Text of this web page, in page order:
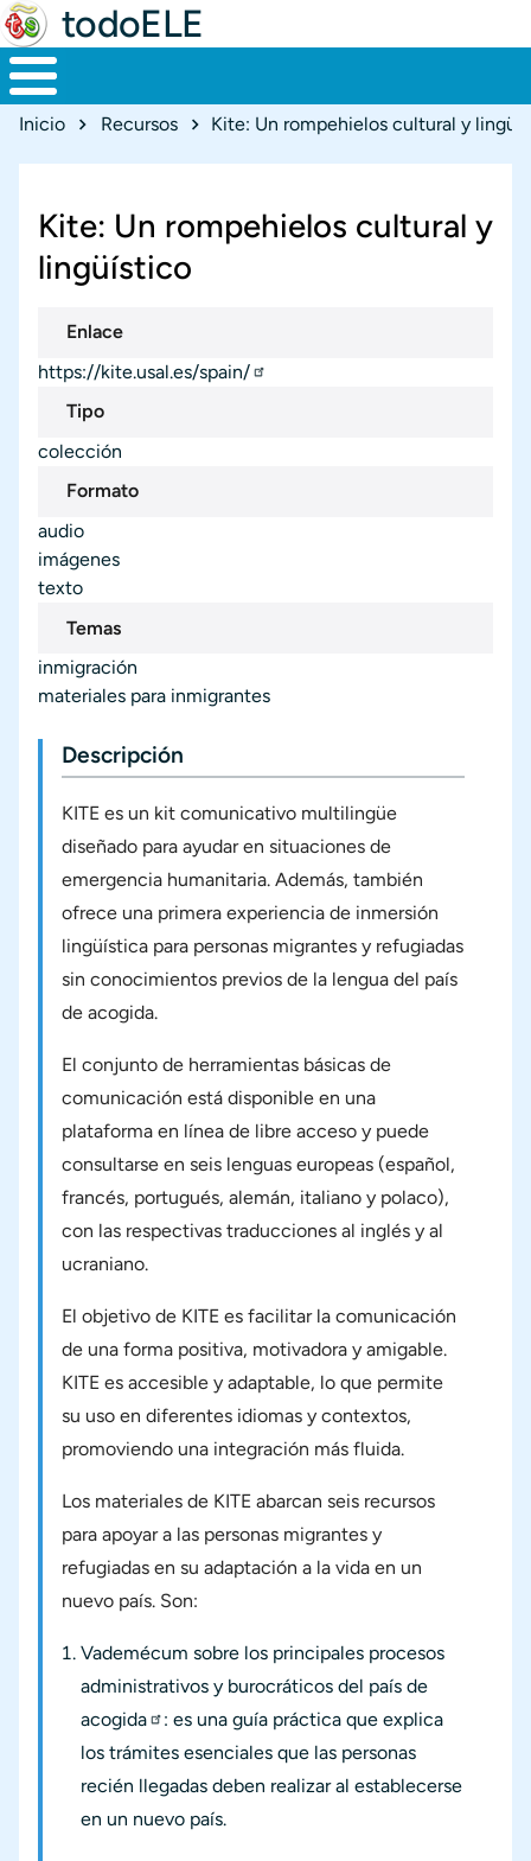
todoELE
Ruta de navegación
Inicio Recursos Kite: Un rompehielos cultural y
Kite: Un rompehielos cultural y
lingüístico
Enlace
https://kite.usal.es/spain/
Tipo
colección
Formato
audio
imágenes
texto
Temas
inmigración
materiales para inmigrantes
Descripción
KITE es un kit comunicativo multilingüe
diseñado para ayudar en situaciones de
emergencia humanitaria. Además, también
ofrece una primera experiencia de inmersión
lingüística para personas migrantes y refugiadas
sin conocimientos previos de la lengua del país
de acogida.
El conjunto de herramientas básicas de
comunicación está disponible en una
plataforma en línea de libre acceso y puede
consultarse en seis lenguas europeas (español,
francés, portugués, alemán, italiano y polaco),
con las respectivas traducciones al inglés y al
ucraniano.
El objetivo de KITE es facilitar la comunicación
de una forma positiva, motivadora y amigable.
KITE es accesible y adaptable, lo que permite
su uso en diferentes idiomas y contextos,
promoviendo una integración más fluida.
Los materiales de KITE abarcan seis recursos
para apoyar a las personas migrantes y
refugiadas en su adaptación a la vida en un
nuevo país. Son:
Vademécum sobre los principales procesos
administrativos y burocráticos del país de
acogida
: es una guía práctica que explica
los trámites esenciales que las personas
recién llegadas deben realizar al establecerse
en un nuevo país.